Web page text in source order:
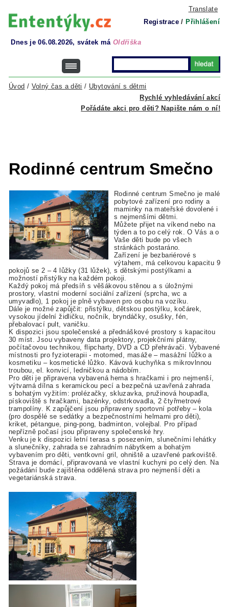
Translate
Registrace / Přihlášení
Dnes je 06.08.2026, svátek má Oldřiška
Rychlé vyhledávání akcí
Úvod / Volný čas a děti / Ubytování s dětmi
Pořádáte akci pro děti? Napište nám o ní!
Rodinné centrum Smečno
Rodinné centrum Smečno je malé
pobytové zařízení pro rodiny a
maminky na mateřské dovolené i
s nejmenšími dětmi.
Můžete přijet na víkend nebo na
týden a to po celý rok. O Vás a o
Vaše děti bude po všech
stránkách postaráno.
Zařízení je bezbariérové s
výtahem, má celkovou kapacitu 9
pokojů se 2 – 4 lůžky (31 lůžek), s dětskými postýlkami a
možností přistýlky na každém pokoji.
Každý pokoj má předsíň s věšákovou stěnou a s úložnými
prostory, vlastní moderní sociální zařízení (sprcha, wc a
umyvadlo), 1 pokoj je plně vybaven pro osobu na vozíku.
Dále je možné zapůjčit: přistýlku, dětskou postýlku, kočárek,
vysokou jídelní židličku, nočník, bryndáčky, osušky, fén,
přebalovací pult, vaničku.
K dispozici jsou společenské a přednáškové prostory s kapacitou
30 míst. Jsou vybaveny data projektory, projekčními plátny,
počítačovou technikou, flipcharty, DVD a CD přehrávači. Vybavené
místnosti pro fyzioterapii - motomed, masáže – masážní lůžko a
kosmetiku – kosmetické lůžko. Kávová kuchyňka s mikrovlnnou
troubou, el. konvicí, ledničkou a nádobím.
Pro děti je připravena vybavená herna s hračkami i pro nejmenší,
výtvarná dílna s keramickou pecí a bezpečná uzavřená zahrada
s bohatým vyžitím: prolézačky, skluzavka, pružinová houpadla,
pískoviště s hračkami, bazénky, odstrkovadla, 2 čtyřmetrové
trampolíny. K zapůjčení jsou připraveny sportovní potřeby – kola
(pro dospělé se sedátky a bezpečnostními helmami pro děti),
kriket, pétangue, ping-pong, badminton, volejbal. Pro případ
nepřízně počasí jsou připraveny společenské hry.
Venku je k dispozici letní terasa s posezením, slunečními lehátky
a slunečníky, zahrada se zahradním nábytkem a bohatým
vybavením pro děti, ventkovní gril, ohniště a uzavřené parkoviště.
Strava je domácí, připravovaná ve vlastní kuchyni po celý den. Na
požádání bude zajištěna oddělená strava pro nejmenší děti a
vegetariánská strava.